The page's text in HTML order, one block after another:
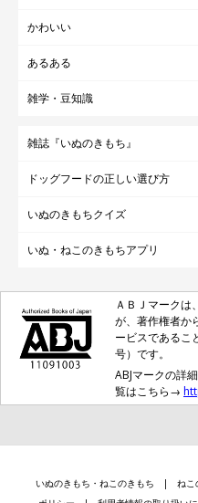
かわいい
あるある
雑学・豆知識
雑誌『いぬのきもち』
ドッグフードの正しい選び方
いぬのきもちクイズ
いぬ・ねこのきもちアプリ
ＡＢＪマークは
が、著作権者か
ービスであるこ
号）です。
ABJマークの詳
覧はこちら→
いぬのきもち・ねこのきもち ねこ